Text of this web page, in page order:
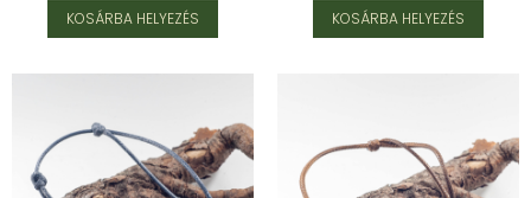
KOSÁRBA HELYEZÉS KOSÁRBA HELYEZÉS